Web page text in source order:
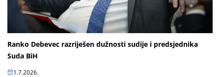
Ranko Debevec razriješen dužnosti sudije i predsjednika
Suda BiH
1.7.2026.